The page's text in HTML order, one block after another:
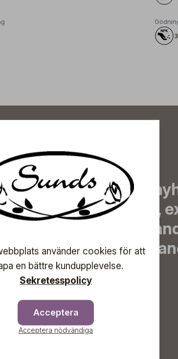
3
på vårt
senaste nyheterna,
erbjudanden,
om
till din inkorg!
Prenumerera
använder cookies för att
en bättre kundupplevelse.
Sekretesspolicy
Acceptera
Acceptera nödvändiga